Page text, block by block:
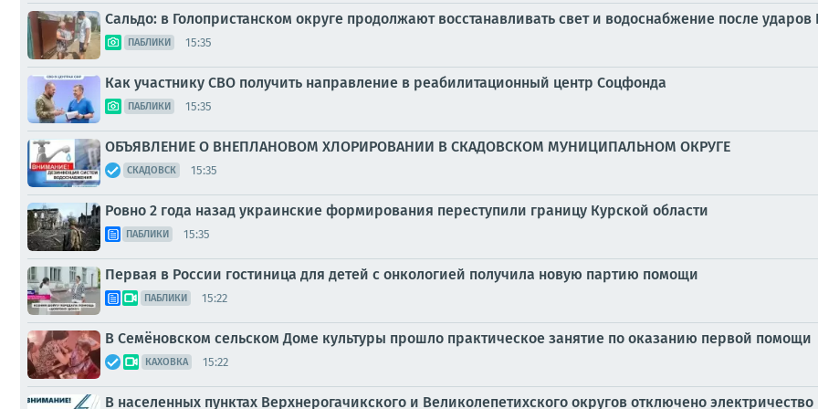
Сальдо: в Голопристанском округе продолжают восстанавливать свет и водоснабжение после ударов
ПАБЛИКИ 15:35
Как участнику СВО получить направление в реабилитационный центр Соцфонда
ПАБЛИКИ 15:35
ОБЪЯВЛЕНИЕ О ВНЕПЛАНОВОМ ХЛОРИРОВАНИИ В СКАДОВСКОМ МУНИЦИПАЛЬНОМ ОКРУГЕ
СКАДОВСК 15:35
Ровно 2 года назад украинские формирования переступили границу Курской области
ПАБЛИКИ 15:35
Первая в России гостиница для детей с онкологией получила новую партию помощи
ПАБЛИКИ 15:22
В Семёновском сельском Доме культуры прошло практическое занятие по оказанию первой помощи
КАХОВКА 15:22
В населенных пунктах Верхнерогачикского и Великолепетихского округов отключено электричество